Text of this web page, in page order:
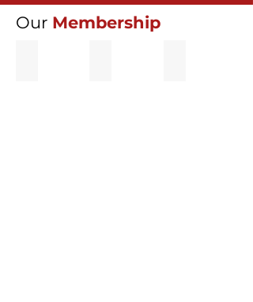
Our Membership